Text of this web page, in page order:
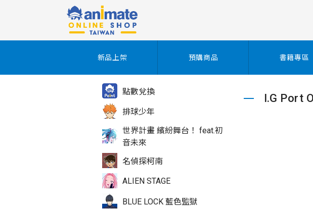
點數兌換
排球少年
世界計畫 繽紛舞台！ feat.初
音未來
名偵探柯南
ALIEN STAGE
BLUE LOCK 藍色監獄
新品上架 預購商品 書籍專區
I.G Port